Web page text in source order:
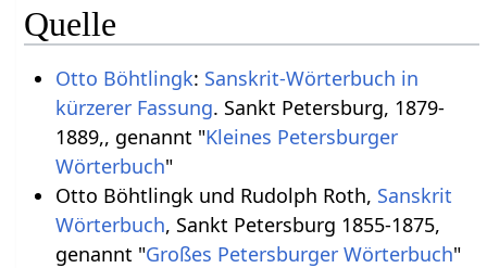
Quelle
Otto Böhtlingk: Sanskrit-Wörterbuch in
kürzerer Fassung. Sankt Petersburg, 1879-
1889,, genannt "Kleines Petersburger
Wörterbuch"
Otto Böhtlingk und Rudolph Roth, Sanskrit
Wörterbuch, Sankt Petersburg 1855-1875,
genannt "Großes Petersburger Wörterbuch"